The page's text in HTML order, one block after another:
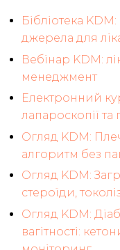
Бібліотека
джерела для
Вебінар KDM:
менеджмент
Електронний
лапароскопії та
Огляд KDM:
алгоритм без
Огляд KDM:
стероїди,
Огляд KDM:
вагітності: